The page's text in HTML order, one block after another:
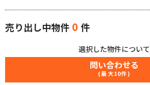
売り出し中物件 0 件
選択した物件について
問い合わせる
(最大10件)